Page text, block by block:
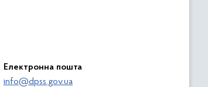
Електронна пошта
info@dpss.gov.ua